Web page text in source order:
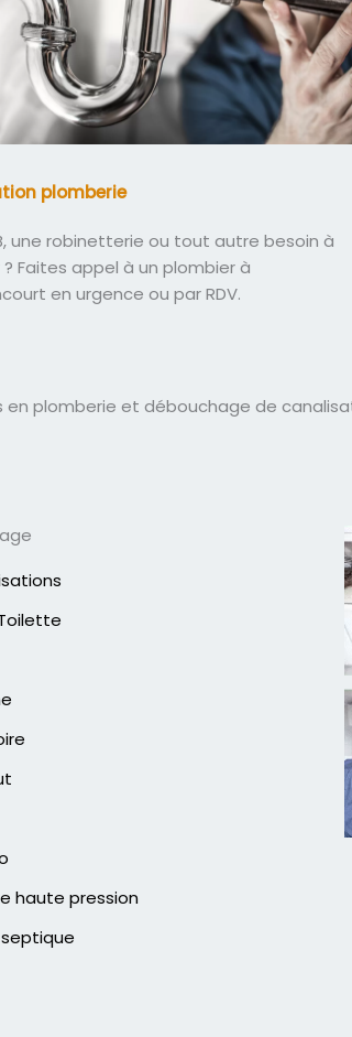
plomberie
une robinetterie ou tout autre besoin à
Faites appel à un plombier à
en urgence ou par RDV.
en plomberie et débouchage de
haute pression